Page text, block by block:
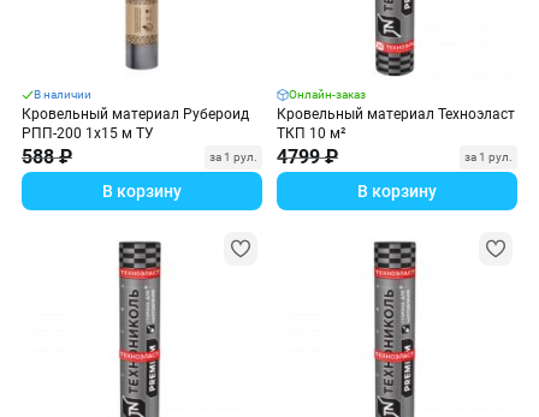
В наличии
Кровельный материал Рубероид
РПП-200 1х15 м ТУ
588 ₽ за 1 рул.
В корзину
Онлайн-заказ
Кровельный материал Техноэласт
ТКП 10 м²
4799 ₽ за 1 рул.
В корзину